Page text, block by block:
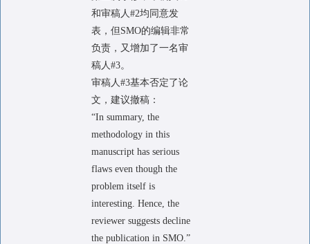
和审稿人#2均同意发
表，但SMO的编辑非常
负责，又增加了一名审
稿人#3。
审稿人#3基本否定了论
文，建议撤稿：
“In summary, the
methodology in this
manuscript has serious
flaws even though the
problem itself is
interesting. Hence, the
reviewer suggests decline
the publication in SMO.”